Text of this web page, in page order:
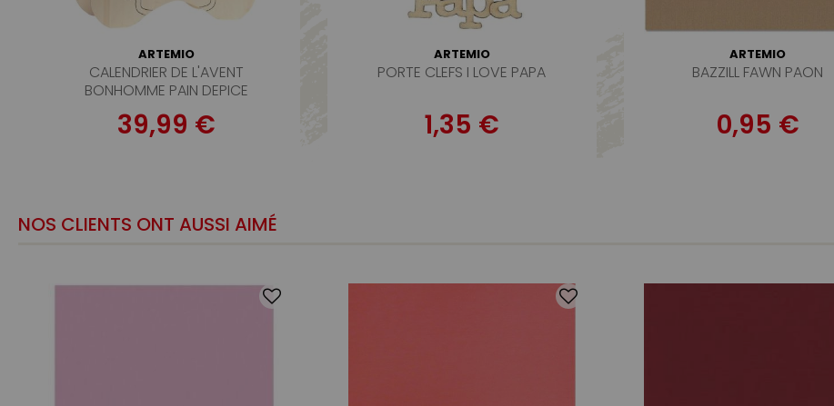
ARTEMIO
CALENDRIER DE L'AVENT
BONHOMME PAIN DEPICE
39,99 €
ARTEMIO
PORTE CLEFS I LOVE PAPA
1,35 €
ARTEMIO
BAZZILL FAWN PAON
0,95 €
NOS CLIENTS ONT AUSSI AIMÉ